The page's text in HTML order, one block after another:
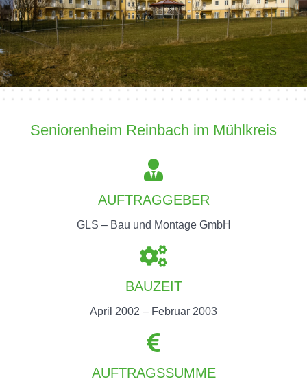
Seniorenheim Reinbach im Mühlkreis
AUFTRAGGEBER
GLS – Bau und Montage GmbH
BAUZEIT
April 2002 – Februar 2003
AUFTRAGSSUMME